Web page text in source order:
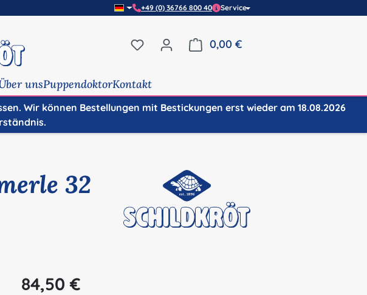
+49 (0) 36766 800 40 Service
Du hast 0 Produkte auf dem Merkzettel
0,00 €
unsPuppendoktorKontakt
Wir können Bestellungen mit Bestickungen erst wieder am 18.08.2026
32
Regulärer Preis:
84,50 €